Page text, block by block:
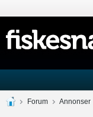
Forum Annonser